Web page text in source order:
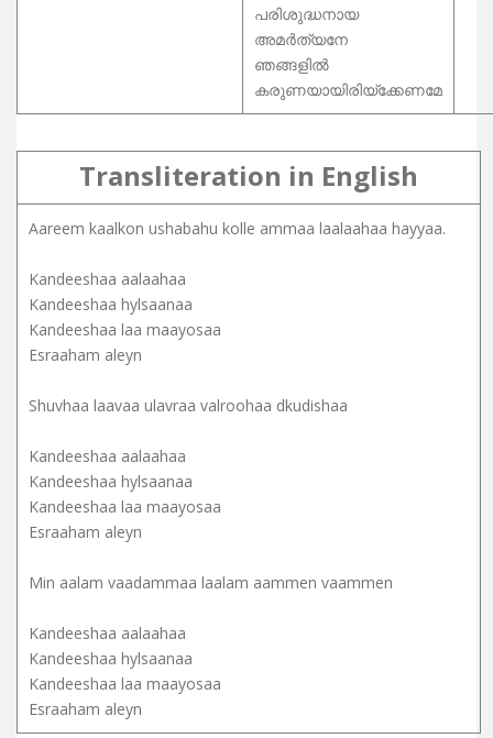
പരിശുദ്ധനായ
അമർത്യനേ
ഞങ്ങളിൽ
കരുണയായിരിയ്ക്കേണമേ
Transliteration in English
Aareem kaalkon ushabahu kolle ammaa laalaahaa hayyaa.
Kandeeshaa aalaahaa
Kandeeshaa hylsaanaa
Kandeeshaa laa maayosaa
Esraaham aleyn
Shuvhaa laavaa ulavraa valroohaa dkudishaa
Kandeeshaa aalaahaa
Kandeeshaa hylsaanaa
Kandeeshaa laa maayosaa
Esraaham aleyn
Min aalam vaadammaa laalam aammen vaammen
Kandeeshaa aalaahaa
Kandeeshaa hylsaanaa
Kandeeshaa laa maayosaa
Esraaham aleyn